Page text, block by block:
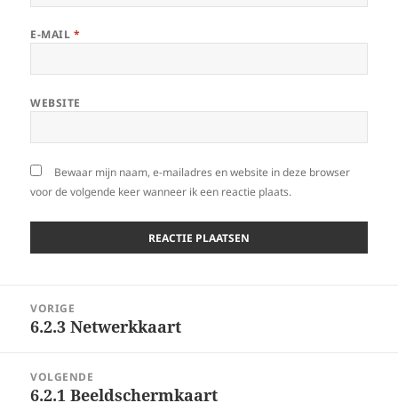
E-MAIL *
WEBSITE
Bewaar mijn naam, e-mailadres en website in deze browser
voor de volgende keer wanneer ik een reactie plaats.
VORIGE
Vorig
6.2.3 Netwerkkaart
VOLGENDE
Volgend
6.2.1 Beeldschermkaart